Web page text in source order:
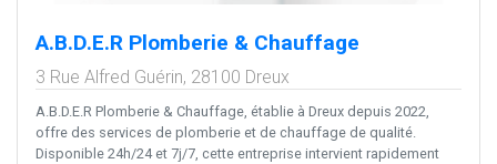
A.B.D.E.R Plomberie & Chauffage
3 Rue Alfred Guérin, 28100 Dreux
A.B.D.E.R Plomberie & Chauffage, établie à Dreux depuis 2022,
offre des services de plomberie et de chauffage de qualité.
Disponible 24h/24 et 7j/7, cette entreprise intervient rapidement